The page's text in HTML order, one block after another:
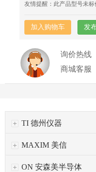
友情提醒：此产品型号未标
加入购物车 发
询价热线
商城客服
TI 德州仪器
MAXIM 美信
ON 安森美半导体